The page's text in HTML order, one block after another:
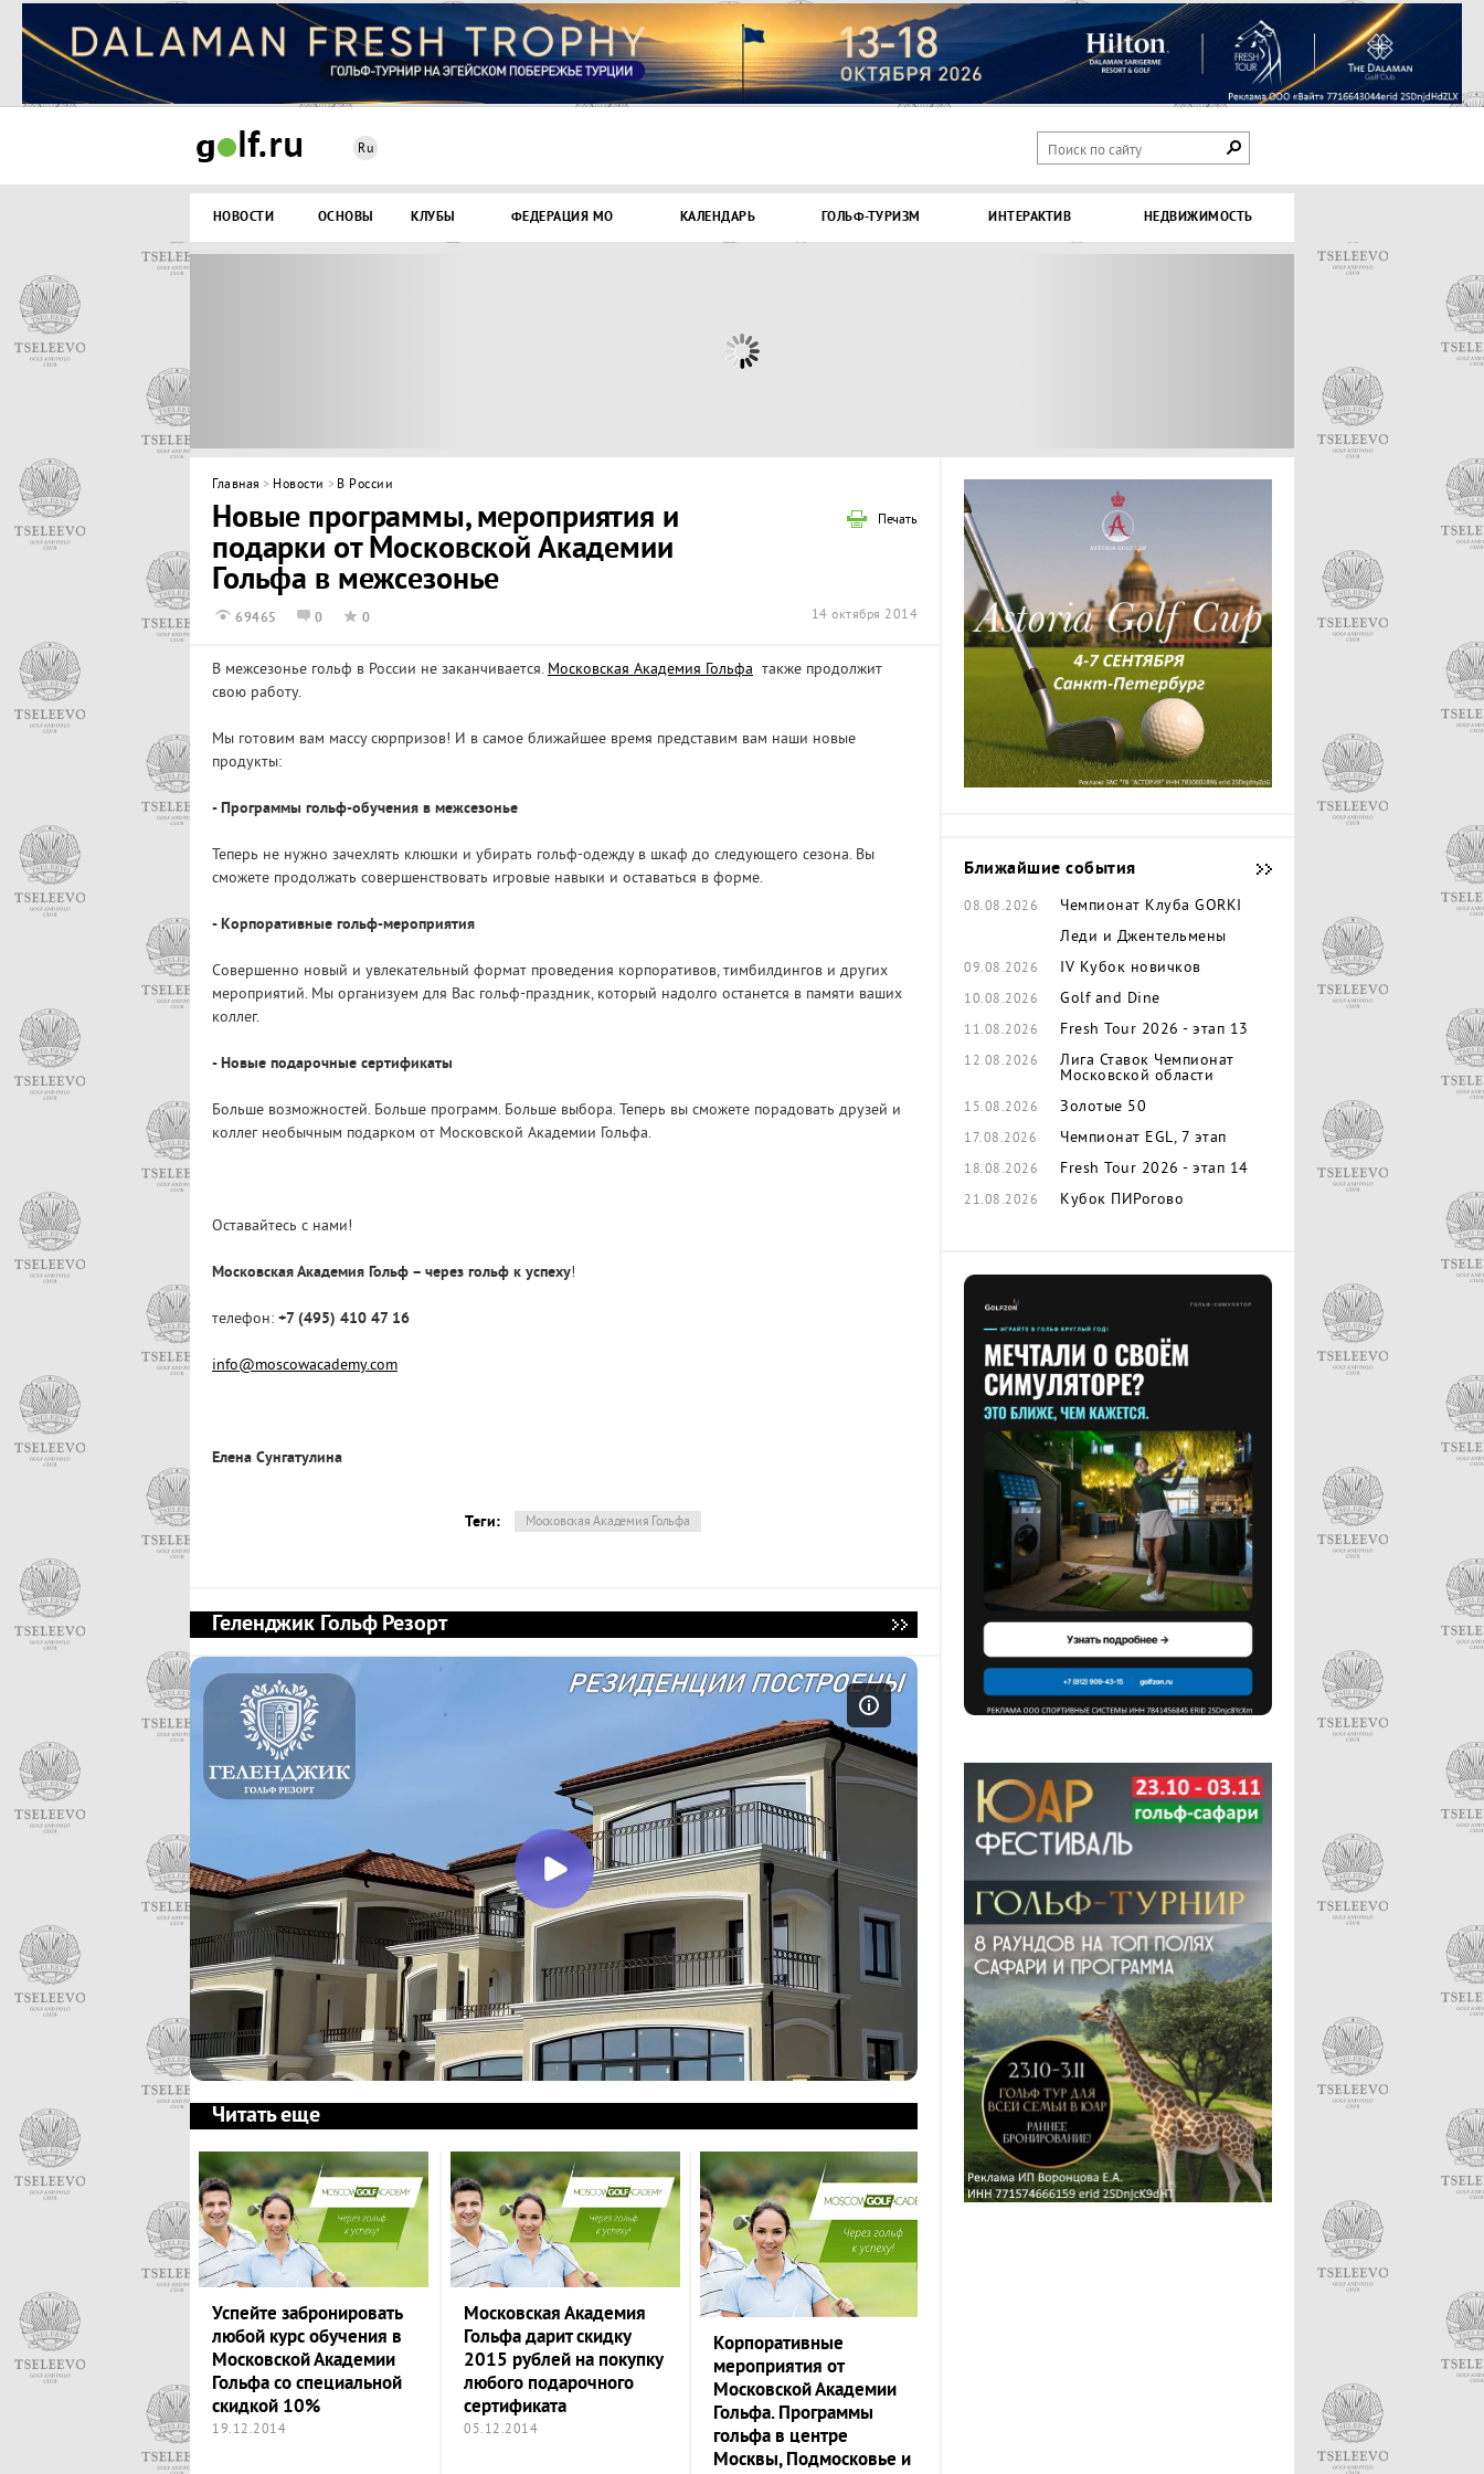
Ru
НОВОСТИ ОСНОВЫ КЛУБЫ ФЕДЕРАЦИЯ МО КАЛЕНДАРЬ ГОЛЬФ-ТУРИЗМ ИНТЕРАКТИВ НЕДВИЖИМОСТЬ
Главная > Новости > В России
Печать
Новые программы, мероприятия и
подарки от Московской Академии
Гольфа в межсезонье
69465 0 0 14 октября 2014
В межсезонье гольф в России не заканчивается. Московская Академия Гольфа также продолжит
свою работу.
Мы готовим вам массу сюрпризов! И в самое ближайшее время представим вам наши новые
продукты:
- Программы гольф-обучения в межсезонье
Теперь не нужно зачехлять клюшки и убирать гольф-одежду в шкаф до следующего сезона. Вы
сможете продолжать совершенствовать игровые навыки и оставаться в форме.
- Корпоративные гольф-мероприятия
Совершенно новый и увлекательный формат проведения корпоративов, тимбилдингов и других
мероприятий. Мы организуем для Вас гольф-праздник, который надолго останется в памяти ваших
коллег.
- Новые подарочные сертификаты
Больше возможностей. Больше программ. Больше выбора. Теперь вы сможете порадовать друзей и
коллег необычным подарком от Московской Академии Гольфа.
Оставайтесь с нами!
Московская Академия Гольф – через гольф к успеху!
телефон: +7 (495) 410 47 16
info@moscowacademy.com
Елена Сунгатулина
Теги: Московская Академия Гольфа
Геленджик Гольф Резорт
Читать еще
Успейте забронировать
любой курс обучения в
Московской Академии
Гольфа со специальной
скидкой 10%
19.12.2014
Московская Академия
Гольфа дарит скидку
2015 рублей на покупку
любого подарочного
сертификата
05.12.2014
Корпоративные
мероприятия от
Московской Академии
Гольфа. Программы
гольфа в центре
Москвы, Подмосковье и
Ближайшие события
08.08.2026
Чемпионат Клуба GORKI
Леди и Джентельмены
09.08.2026 IV Кубок новичков
10.08.2026 Golf and Dine
11.08.2026 Fresh Tour 2026 - этап 13
12.08.2026
Лига Ставок Чемпионат
Московской области
15.08.2026 Золотые 50
17.08.2026 Чемпионат EGL, 7 этап
18.08.2026 Fresh Tour 2026 - этап 14
21.08.2026 Кубок ПИРогово